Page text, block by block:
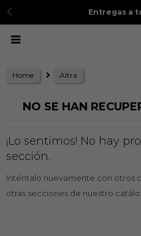
Entregas a

Home Altra
NO SE HAN
¡Lo sentimos! No hay
sección.
Inténtalo nuevamente con otros
otras secciones de nuestro